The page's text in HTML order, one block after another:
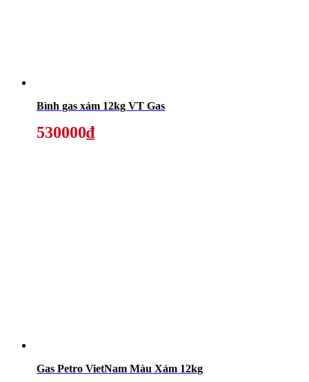
Bình gas xám 12kg VT Gas
530000₫
Gas Petro VietNam Màu Xám 12kg